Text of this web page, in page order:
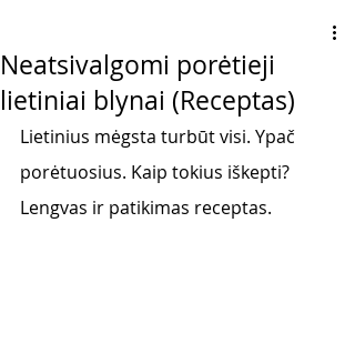
Neatsivalgomi porėtieji
lietiniai blynai (Receptas)
Lietinius mėgsta turbūt visi. Ypač
porėtuosius. Kaip tokius iškepti?
Lengvas ir patikimas receptas.